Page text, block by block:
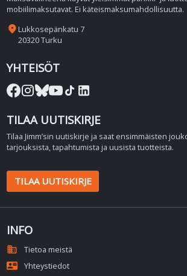
mobiilimaksutavat. Ei käteismaksumahdollisuutta.
place Lukkosepänkatu 7
20320 Turku
YHTEISÖT
TILAA UUTISKIRJE
Tilaa Jimm’sin uutiskirje ja saat ensimmäisten
tarjouksista, tapahtumista ja uusista tuotteista.
TILAA UUTISKIRJE
INFO
domain
Tietoa meistä
contact_mail
Yhteystiedot